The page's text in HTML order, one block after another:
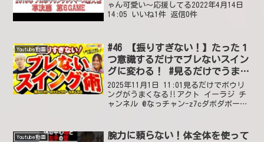
ゃん可愛い〜応援してる2022年4月14日
14:05 いいね1件 返信0件
Youtube動画
#46 【振りすぎない！】たった１
つ意識するだけでブレないスイン
グに変わる！ #見るだけでうまく
なる #ボウリング投げ方
2025年11月1日 11:01見るだけでボウリ
ングがうまくなる‼アクト イーラジ チ
ャンネル @なっチャン-z7cダボダボー👏
2025年11月4日 03:34 いい...
Youtube動画
腕力に頼らない！体全体を使って